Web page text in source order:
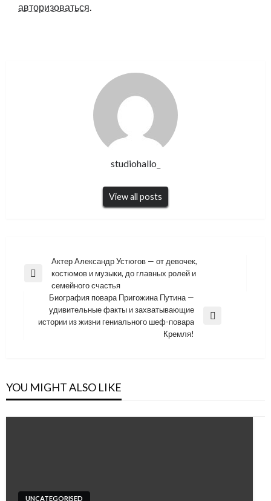
авторизоваться.
studiohallo_
View all posts
Навигация
по
записям
Previous
Актер Александр Устюгов — от девочек,
костюмов и музыки, до главных ролей и
семейного счастья
Next
Биография повара Пригожина Путина —
удивительные факты и захватывающие
истории из жизни гениального шеф-повара
Кремля!
YOU MIGHT ALSO LIKE
UNCATEGORISED